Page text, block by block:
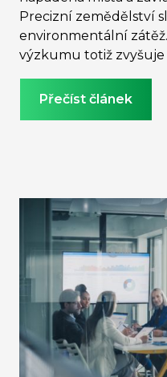
Precizní zemědělství
environmentální
výzkumu totiž
plynů o 9,4 %. Česko
jehož metodiky se
roku 2026.
Přečíst článek